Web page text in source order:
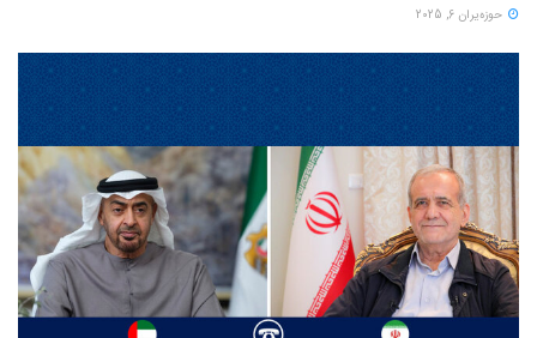
حوزه‌یران 6, 2025